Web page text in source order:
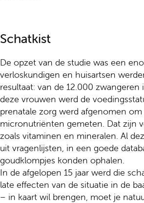
Schatkist
De opzet van de studie was een
verloskundigen en huisartsen
resultaat: van de 12.000
deze vrouwen werd de
prenatale zorg werd afgenomen
micronutriënten gemeten. Dat zijn
zoals vitaminen en mineralen. Al
uit vragenlijsten, in een goede
goudklompjes konden ophalen.
In de afgelopen 15 jaar werd die
late effecten van de situatie in de
– in kaart wil brengen, moet je